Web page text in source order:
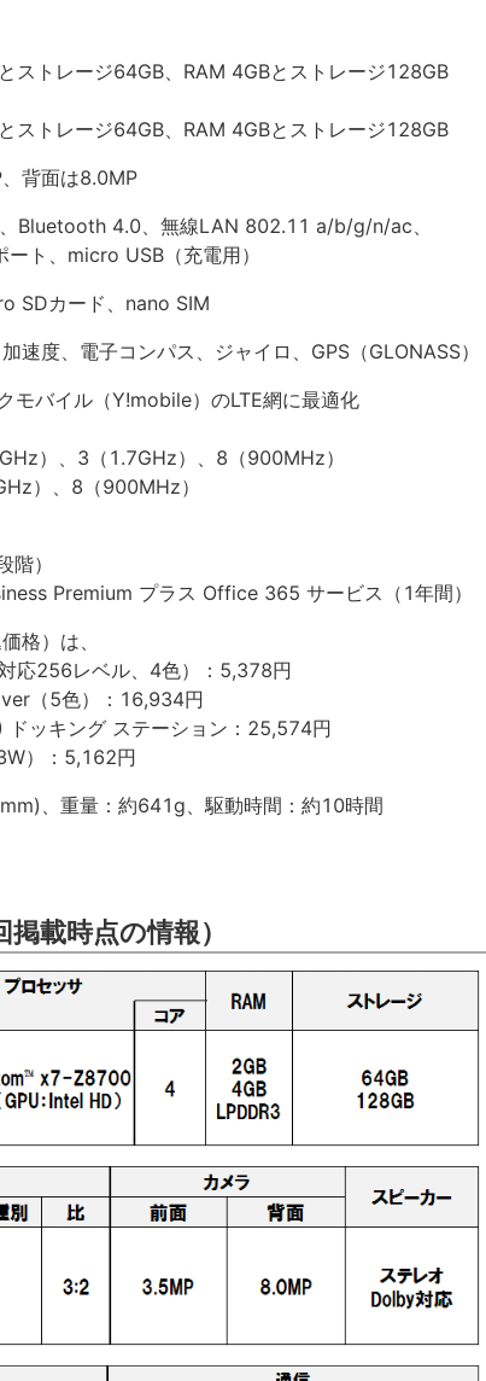
ストレージ64GB、RAM 4GBとストレージ128GB
ストレージ64GB、RAM 4GBとストレージ128GB
背面は8.0MP
、Bluetooth 4.0、無線LAN 802.11 a/b/g/n/ac、
ト、micro USB（充電用）
SDカード、nano SIM
速度、電子コンパス、ジャイロ、GPS（GLONASS）
モバイル（Y!mobile）のLTE網に最適化
）、3（1.7GHz）、8（900MHz）
）、8（900MHz）
）
Premium プラス Office 365 サービス（1年間）
格）は、
応256レベル、4色）：5,378円
（5色）：16,934円
ッキング ステーション：25,574円
）：5,162円
、重量：約641g、駆動時間：約10時間
載時点の情報）